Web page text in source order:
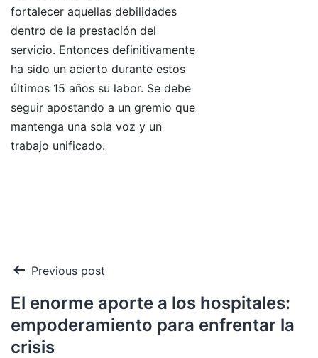
fortalecer aquellas debilidades
dentro de la prestación del
servicio. Entonces definitivamente
ha sido un acierto durante estos
últimos 15 años su labor. Se debe
seguir apostando a un gremio que
mantenga una sola voz y un
trabajo unificado.
Navegación
de
entradas
Previous post
El enorme aporte a los hospitales:
empoderamiento para enfrentar la
crisis